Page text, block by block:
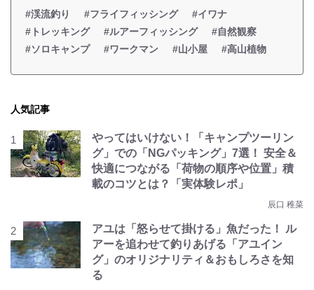
#渓流釣り #フライフィッシング
#イワナ
#トレッキング
#ルアーフィッシング
#自然観察
#ソロキャンプ
#ワークマン #山小屋 #高山植物
人気記事
やってはいけない！「キャンプツーリン
グ」での「NGパッキング」7選！ 安全＆
快適につながる「荷物の順序や位置」積
載のコツとは？「実体験レポ」
辰口 稚菜
アユは「怒らせて掛ける」魚だった！ ル
アーを追わせて釣りあげる「アユイン
グ」のオリジナリティ＆おもしろさを知
る